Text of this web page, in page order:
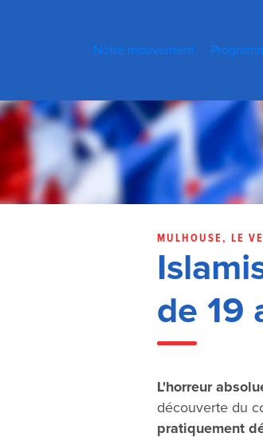
Notre mouvement
MULHOUSE, LE
de 19
L'horreur
découverte du
pratiquement